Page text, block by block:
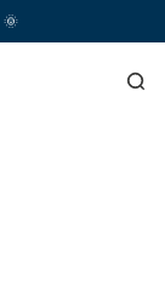
🌞